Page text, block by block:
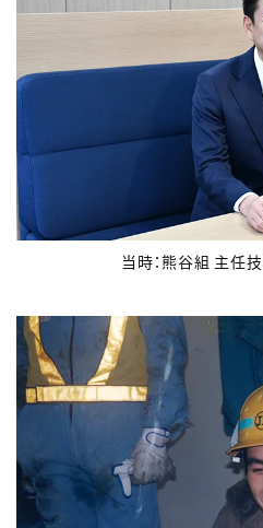
当時：熊谷組 主任